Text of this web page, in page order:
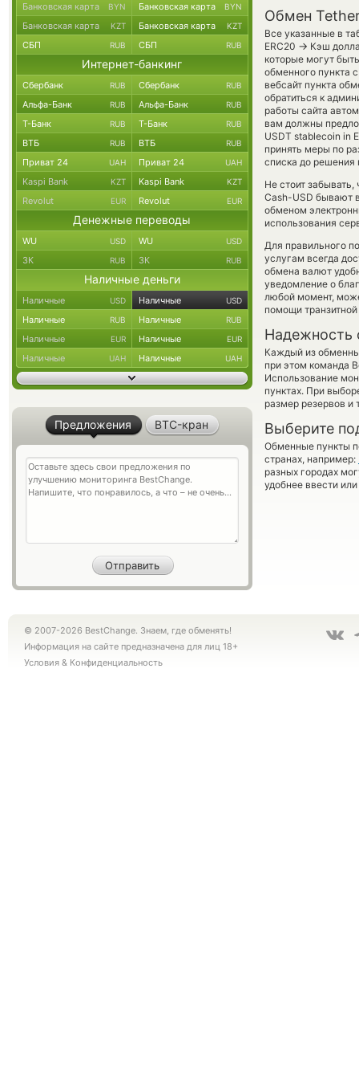
Обмен Tether
Все указанные в
ERC20 → Кэш
которые могут
обменного пункта
вебсайт пункта
обратиться к
работы сайта
вам должны
USDT stablecoin in
принять меры по
списка до
Не стоит
Cash-USD бывают
обменом
использования
Для правильного
услугам всегда
обмена валют
уведомление о
любой момент,
помощи
Надежность
Каждый из
при этом команда
Использование
пунктах. При
размер резервов и
Выберите
Обменные пункты
странах, например:
разных городах
удобнее ввести
Банковская карта BYN Банковская карта BYN
Банковская карта KZT Банковская карта KZT
СБП RUB СБП RUB
Интернет-банкинг
Сбербанк RUB Сбербанк RUB
Альфа-Банк RUB Альфа-Банк RUB
Т-Банк RUB Т-Банк RUB
ВТБ RUB ВТБ RUB
Приват 24 UAH Приват 24 UAH
Kaspi Bank KZT Kaspi Bank KZT
Revolut EUR Revolut EUR
Денежные переводы
WU USD WU USD
ЗК RUB ЗК RUB
Наличные деньги
Наличные USD Наличные USD
Наличные RUB Наличные RUB
Наличные EUR Наличные EUR
Наличные UAH Наличные UAH
Предложения BTC-кран
© 2007-2026 BestChange. Знаем, где обменять!
Информация на сайте предназначена для лиц 18+
Условия & Конфиденциальность